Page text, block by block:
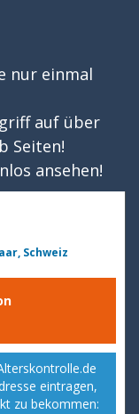
nur einmal
auf über
Seiten!
ansehen!
Schweiz
eintragen,
zu bekommen: